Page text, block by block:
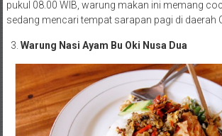
pukul 08.00 WIB, warung makan ini memang
sedang mencari tempat sarapan pagi di daerah
Warung Nasi Ayam Bu Oki Nusa Dua